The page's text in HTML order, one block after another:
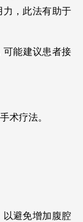
力，此法有助于
可能建议患者接
术疗法。
以避免增加腹腔